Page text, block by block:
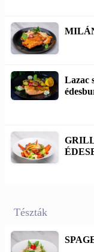
Lazac
Tészták